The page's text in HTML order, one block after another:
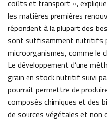
coûts et transport »,
les matières premières
répondent à la plupart des
sont suffisamment nutritifs
microorganismes, comme le
Le développement d’une
grain en stock nutritif suivi
pourrait permettre de
composés chimiques et des
de sources végétales et non